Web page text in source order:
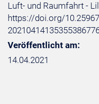
Luft- und Raumfahrt -
https://doi.org/
Veröffentlicht am:
14.04.2021